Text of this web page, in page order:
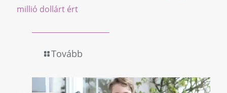
millió dollárt ért
Tovább